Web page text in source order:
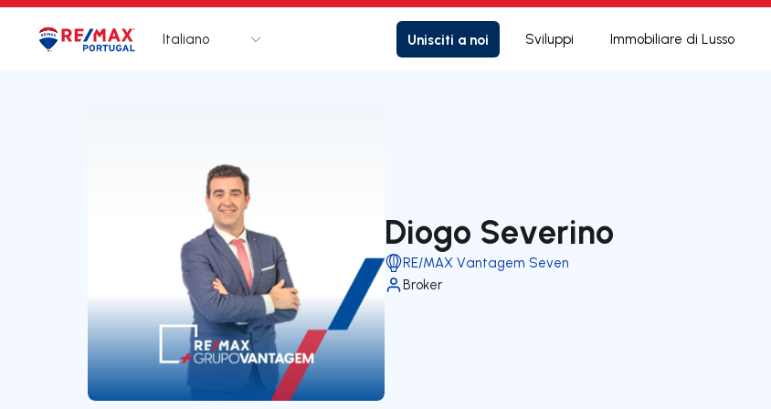
Logo Vai alla homepage
Italiano Unisciti a noi Sviluppi Immobiliare di Lusso
Diogo Severino
RE/MAX Vantagem Seven
Broker